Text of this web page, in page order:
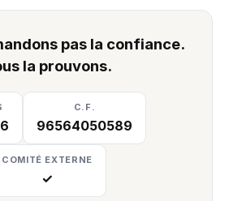
pas la confiance.
la prouvons.
C.F.
96564050589
COMITÉ EXTERNE
✓